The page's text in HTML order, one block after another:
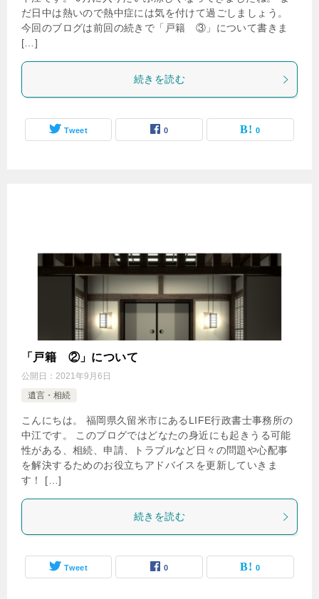
だ日中は熱いので熱中症には気を付けて過ごしましょう。
今回のブログは前回の続きで「戸籍 ③」について書きま
[…]
続きを読む
Tweet 0 0
「戸籍 ②」について
公開日： 2021年9月6日
遺言・相続
こんにちは。 福岡県久留米市にあるLIFE行政書士事務所の
中江です。 このブログではどなたの身近にも起きうる可能
性がある、相続、申請、トラブルなど日々の問題や心配事
を解決するためのお役立ちアドバイスを更新していきま
す！ […]
続きを読む
Tweet 0 0